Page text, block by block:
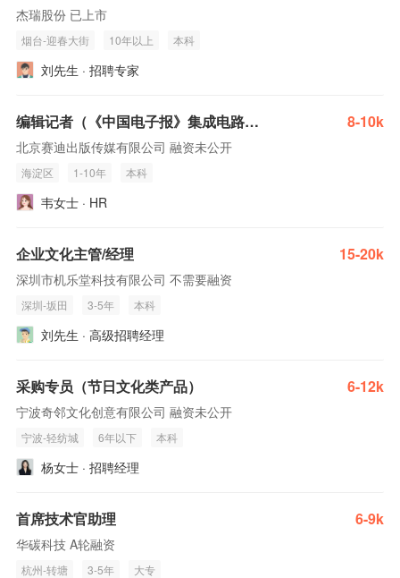
杰瑞股份 已上市
烟台-迎春大街 10年以上 本科
刘先生 · 招聘专家
编辑记者（《中国电子报》集成电路领域） 8-10k
北京赛迪出版传媒有限公司 融资未公开
海淀区 1-10年 本科
韦女士 · HR
企业文化主管/经理 15-20k
深圳市机乐堂科技有限公司 不需要融资
深圳-坂田 3-5年 本科
刘先生 · 高级招聘经理
采购专员（节日文化类产品） 6-12k
宁波奇邻文化创意有限公司 融资未公开
宁波-轻纺城 6年以下 本科
杨女士 · 招聘经理
首席技术官助理 6-9k
华碳科技 A轮融资
杭州-转塘 3-5年 大专